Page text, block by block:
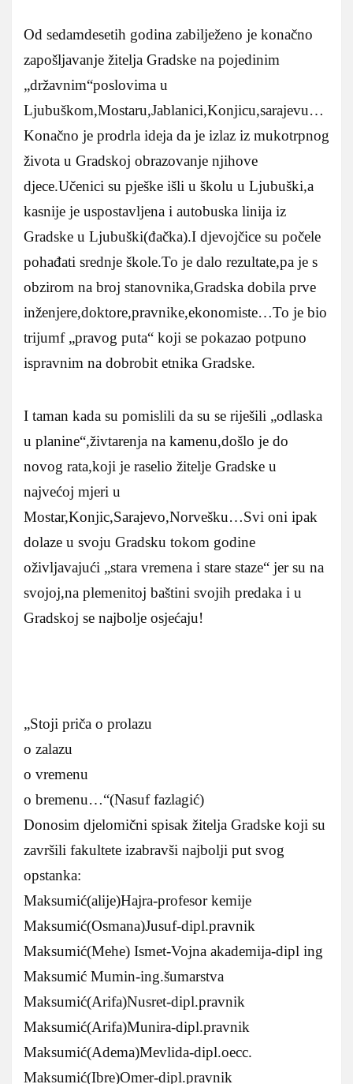
Od sedamdesetih godina zabilježeno je konačno
zapošljavanje žitelja Gradske na pojedinim
„državnim“poslovima u
Ljubuškom,Mostaru,Jablanici,Konjicu,sarajevu…
Konačno je prodrla ideja da je izlaz iz mukotrpnog
života u Gradskoj obrazovanje njihove
djece.Učenici su pješke išli u školu u Ljubuški,a
kasnije je uspostavljena i autobuska linija iz
Gradske u Ljubuški(đačka).I djevojčice su počele
pohađati srednje škole.To je dalo rezultate,pa je s
obzirom na broj stanovnika,Gradska dobila prve
inženjere,doktore,pravnike,ekonomiste…To je bio
trijumf „pravog puta“ koji se pokazao potpuno
ispravnim na dobrobit etnika Gradske.
I taman kada su pomislili da su se riješili „odlaska
u planine“,živtarenja na kamenu,došlo je do
novog rata,koji je raselio žitelje Gradske u
najvećoj mjeri u
Mostar,Konjic,Sarajevo,Norvešku…Svi oni ipak
dolaze u svoju Gradsku tokom godine
oživljavajući „stara vremena i stare staze“ jer su na
svojoj,na plemenitoj baštini svojih predaka i u
Gradskoj se najbolje osjećaju!
„Stoji priča o prolazu
o zalazu
o vremenu
o bremenu…“(Nasuf fazlagić)
Donosim djelomični spisak žitelja Gradske koji su
završili fakultete izabravši najbolji put svog
opstanka:
Maksumić(alije)Hajra-profesor kemije
Maksumić(Osmana)Jusuf-dipl.pravnik
Maksumić(Mehe) Ismet-Vojna akademija-dipl ing
Maksumić Mumin-ing.šumarstva
Maksumić(Arifa)Nusret-dipl.pravnik
Maksumić(Arifa)Munira-dipl.pravnik
Maksumić(Adema)Mevlida-dipl.oecc.
Maksumić(Ibre)Omer-dipl.pravnik